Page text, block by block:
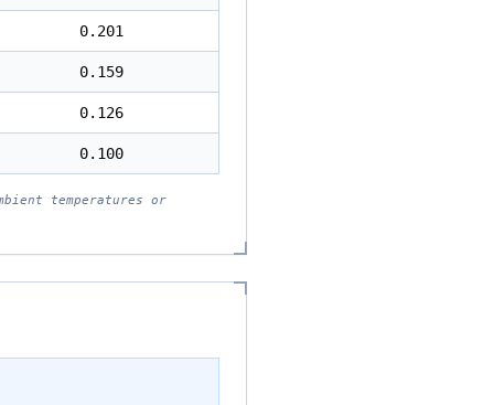
0.201
0.159
0.126
0.100
temperatures or